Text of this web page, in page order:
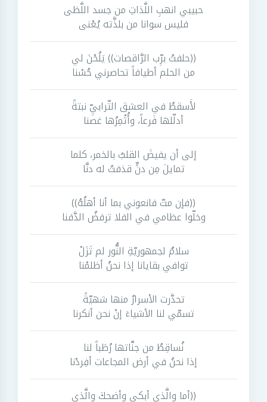
حبيبي انهبِ اللَّذاتِ من جسد اللَّظى
فليس سوانا من بلذَّته يُعْنى
((حلفتُ برِّب الرَّاقصات)) يَلُحْنَ لي
من الحلم أطيافاً تحاصرني حُسْنا
لأَسقطُ في العشق التّرابيِّ نبتةً
أدلّلها فَرعاً، وأُثْمِرُها غصنا
إلى أن يفيضَ القلبُ بالخمر، كلما
تمايلَ مِن دنٍّ قذفتُ له دنَّا
((فإن متّ فانعوني بما أنا أهلُهُ))
وخلّوا عظامي في الفلا ترفضُ الدَّفنا
سلامٌ لجمهوريّةِ النُّور لم تَزَلْ
توافي بقايانا إذا نحنُ أظلمْنا
تحدَّرت الأسرارُ منها شهيّةً
تسمّي لنا الأشياءَ إنْ نحن أنكرنا
نُساقِطُ من جنَّاتها رُطَباً لنا
إذا نحنُ في أرض المجاعات أفِردْنا
((أما والَّذي أبكى وأضحكَ والَّذي